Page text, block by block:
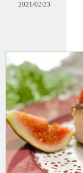
2021/02/23